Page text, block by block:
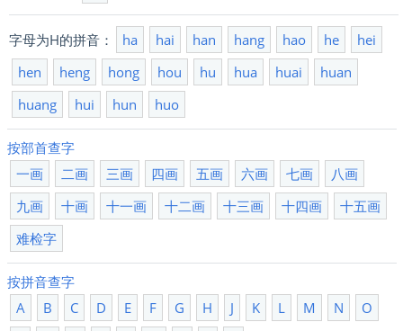
字母为H的拼音： ha hai han hang hao he
hei
hen
heng hong hou hu hua huai
huan
huang
hui hun huo
按部首查字
一画
二画 三画 四画 五画 六画 七画
八画
九画
十画 十一画 十二画 十三画 十四画
十五画
难检字
按拼音查字
A
B C D E F G H J K L M N
O